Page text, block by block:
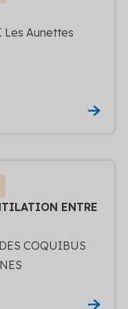
Les Aunettes
ENTRE
COQUIBUS